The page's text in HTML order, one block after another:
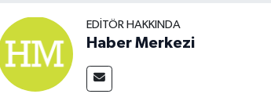
EDITÖR HAKKINDA
Haber Merkezi